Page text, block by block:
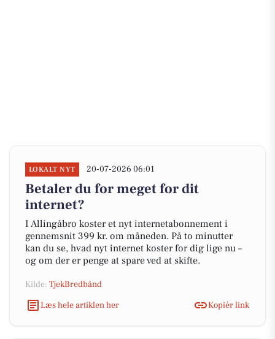
LOKALT NYT 20-07-2026 06:01
Betaler du for meget for dit
internet?
I Allingåbro koster et nyt internetabonnement i
gennemsnit 399 kr. om måneden. På to minutter
kan du se, hvad nyt internet koster for dig lige nu –
og om der er penge at spare ved at skifte.
Kilde: TjekBredbånd
Læs hele artiklen her
Kopiér link